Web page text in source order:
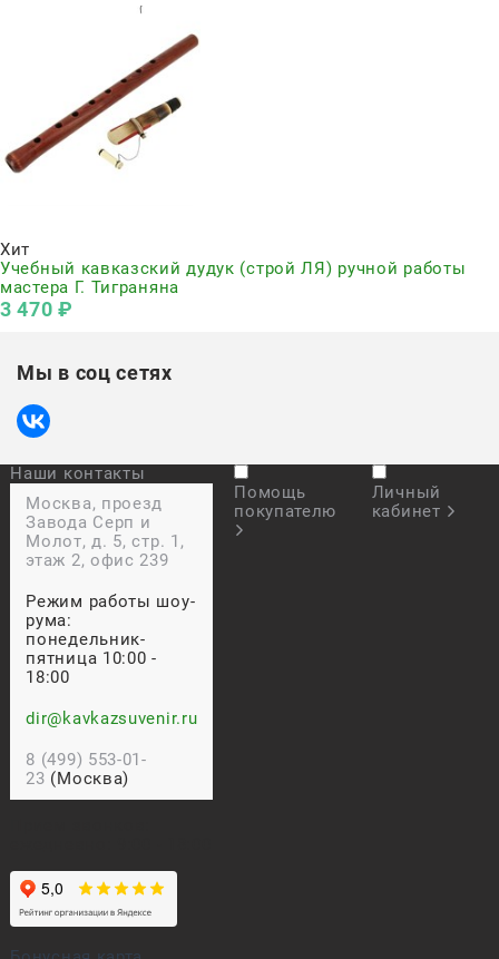
Хит
Учебный кавказский дудук (строй ЛЯ) ручной работы
мастера Г. Тиграняна
3 470 ₽
Мы в соц сетях
Наши контакты
Москва, проезд
Завода Серп и
Молот, д. 5, стр. 1,
этаж 2, офис 239
Режим работы шоу-
рума:
понедельник-
пятница 10:00 -
18:00
dir@kavkazsuvenir.ru
8 (499) 553-01-
23 (Москва)
Помощь
покупателю
Личный
кабинет